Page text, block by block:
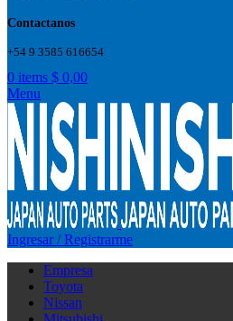
Contactanos
+54 9 3585 616654
0 items $ 0,00
Menu
Ingresar / Registrarme
Empresa
Toyota
Nissan